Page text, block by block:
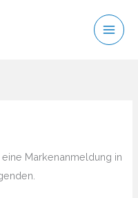
Markenanmeldung in